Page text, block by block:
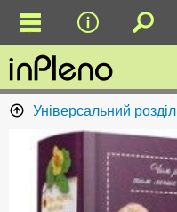
Універсальний розділ